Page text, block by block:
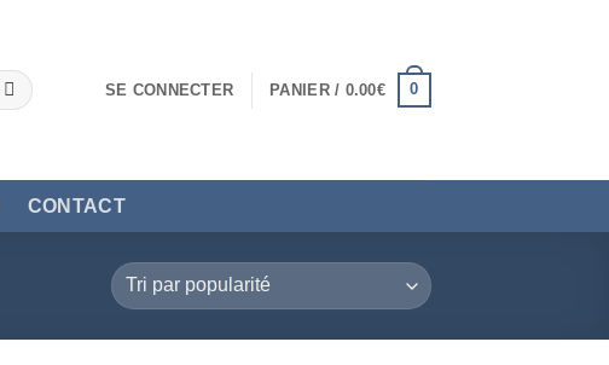
SE CONNECTER PANIER / 0.00€ 0
CONTACT